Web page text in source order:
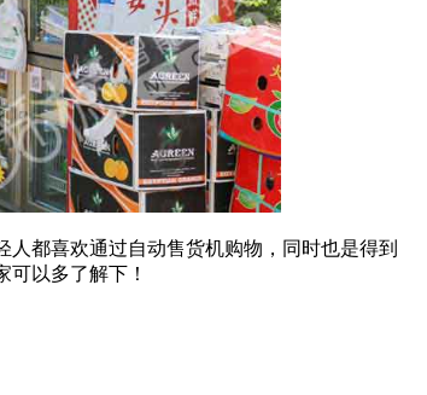
都喜欢通过自动售货机购物，同时也是得到
以多了解下！